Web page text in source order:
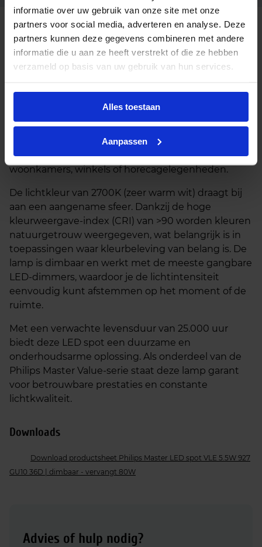
informatie over uw gebruik van onze site met onze
partners voor social media, adverteren en analyse. Deze
partners kunnen deze gegevens combineren met andere
informatie die u aan ze heeft verstrekt of die ze hebben
verzameld op basis van uw gebruik van hun services.
Alles toestaan
Aanpassen
Beschrijving
De Philips Master LED spot VLE 5.5W GU10 is een
dimbare LED spot die ontworpen is als vervanger
geschikt voor directe installatie in bestaande
armaturen. De gradenbundel van 36° zorgt voor
een gerichte lichtverdeling, wat deze spot geschikt
maakt voor accentverlichting in onder andere
woonkamers, winkels of horecagelegenheden.
De lichtkleur van 2700K (zeer warm wit) draagt bij
aan een aangename sfeer. Dankzij de hoge
kleurweergave-index (CRI) van >90 worden kleuren
natuurgetrouw weergegeven, wat belangrijk is in
toepassingen waar kleurbeleving van belang is. De
lamp is dimbaar en werkt met de meeste gangbare
LED-dimmers, waardoor je de lichtintensiteit
eenvoudig kunt afstemmen op het moment of de
ruimte.
Met een verwachte levensduur van 25.000 uur
biedt deze LED spot een duurzame en
onderhoudsarme oplossing. Als onderdeel van de
Philips Master Value-serie staat deze lamp garant
voor betrouwbare prestaties en constante
lichtkwaliteit.
Downloads
Download productsheet Philips Master LED spot VLE 5.5W 927
GU10 36D | dimbaar - vervangt 80W
Advies of hulp nodig?